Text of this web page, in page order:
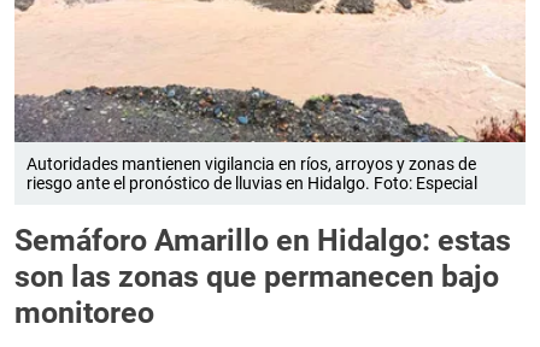
Autoridades mantienen vigilancia en ríos, arroyos y zonas de
riesgo ante el pronóstico de lluvias en Hidalgo. Foto: Especial
Semáforo Amarillo en Hidalgo: estas
son las zonas que permanecen bajo
monitoreo